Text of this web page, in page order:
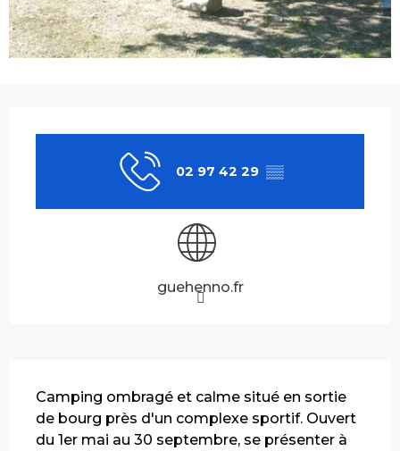
02 97 42 29 ▒▒
guehenno.fr
Camping ombragé et calme situé en sortie
de bourg près d'un complexe sportif. Ouvert
du 1er mai au 30 septembre, se présenter à